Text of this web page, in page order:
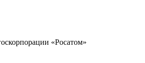
«Росатом»